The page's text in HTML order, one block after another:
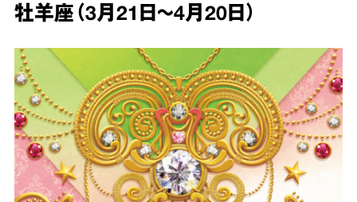
牡羊座（3月21日～4月20日）